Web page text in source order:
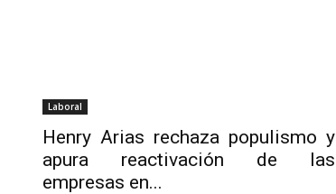
Laboral
Henry Arias rechaza populismo y
apura reactivación de las
empresas en...